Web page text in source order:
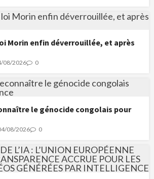
Morin enfin déverrouillée, et après
08/2026 0
le génocide congolais pour
08/2026 0